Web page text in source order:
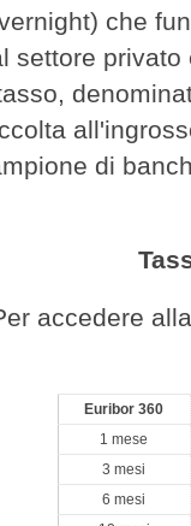
che
settore
di
accedere
Euribor 360
1 mese
3 mesi
6 mesi